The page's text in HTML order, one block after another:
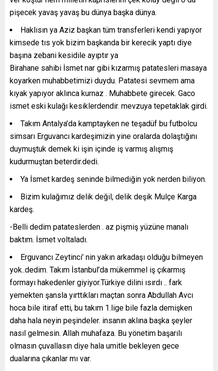
pişecek yavaş yavaş bu dünya başka dünya.
Haklısın ya Aziz başkan tüm transferleri kendi yapıyor
kimsede tıs yok bizim başkanda bir kerecik yaptı diye
başına zebani kesidile ayıptır ya
Birahane sahibi İsmet nar gibi kızarmış patatesleri masaya
koyarken muhabbetimizi duydu. Patatesi sevmem ama
kıyak yapıyor aklınca kurnaz . Muhabbete girecek. Gaco
ismet eski kulağı kesiklerdendir. mevzuya tepetaklak girdi.
Takım Antalya’da kamptayken ne teşadüf bu futbolcu
simsarı Erguvancı kardeşimizin yine oralarda dolaştığını
duymuştuk demek ki işin içinde iş varmış alışmış
kudurmuştan beterdir.dedi.
Ya İsmet kardeş seninde bilmediğin yok nerden biliyon.
Bizim kulağımız delik değil, delik deşik Mulçe Karga
kardeş.
-Belli dedim patateslerden . az pişmiş yüzüne manalı
baktım. İsmet voltaladı.
Erguvancı Zeytinci’ nin yakın arkadaşı olduğu bilmeyen
yok..dedim. Takım İstanbul’da mükemmel iş çıkarmış
formayı hakedenler giyiyor.Türkiye dilini ısırdı .. fark
yemekten şansla yırttıkları maçtan sonra Abdullah Avcı
hoca bile itiraf etti, bu takım 1.lige bile fazla demişken
daha hala neyin peşindeler. insanın aklına başka şeyler
nasıl gelmesin. Allah muhafaza. Bu yönetim başarılı
olmasın çuvallasın diye hala umitle bekleyen gece
dualarına çıkanlar mı var.